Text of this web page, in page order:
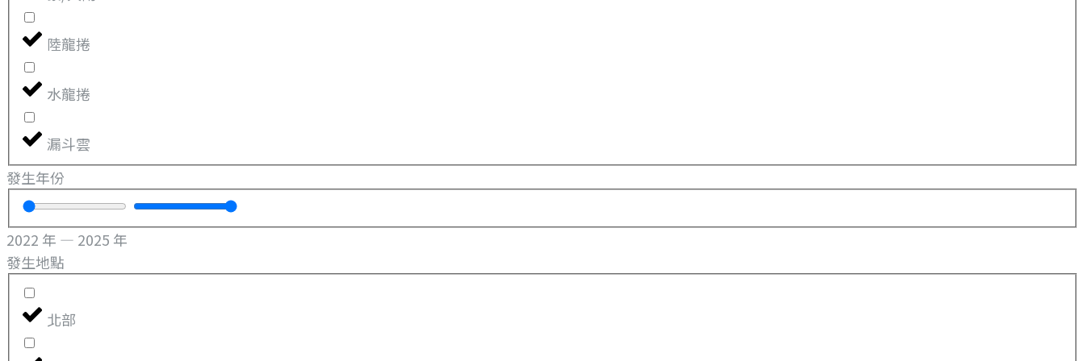
陸龍捲
水龍捲
漏斗雲
發生年份
2022 年 — 2025 年
發生地點
北部